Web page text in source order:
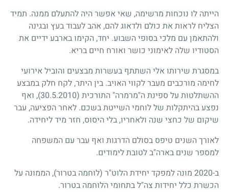
הייתה לו נוכחות מרשימה, שאי אפשר היה להתעלם ממנה. תמיד
הצליח לראות את כולם ולדאוג להם, אהב לעבוד בעץ ובגינה
ולהתאמן עם מלכי בסופי השבוע. יחד, הקימו בארבע ידיים את
הסטודיו שלה לאימוני כושר ואורח חיים בריא.
במסגרת שירותו אלי השתתף בעשרות מבצעים והוביל אירועי
לחימה מורכבים מעבר לקווי האויב. בין היתר, לקח חלק במבצע
ההשתלטות על ספינת ה"מרמרה" התורכית (30.5.2010)
, ואף
נפצע בהיתקלות של לוחמי השייטת בשכם. לאחר הפציעה, עבר
שיקום של כחצי שנה ולאחריו, בלי היסוס, חזר מיד ליחידה.
לאורך השנים טיפס בסולם הדרגות ואף עבר עם המשפחה
למספר שנים בארה"ב לטובת לימודים.
ב-2020 מונה למפקד יחידת הלוט"ר (לוחמה בטרור), הממונה על
הכשרת כלל יחידות צה"ל בתחומי הלוחמה בטרור.